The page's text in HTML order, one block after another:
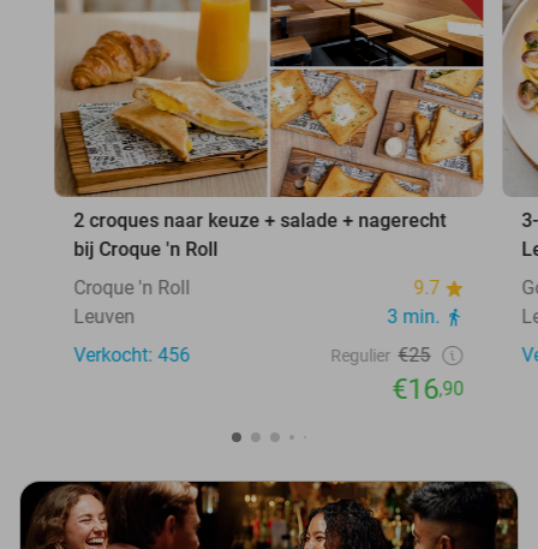
2 croques naar keuze + salade + nagerecht
bij Croque 'n Roll
Croque 'n Roll
9.7
Leuven
3 min.
Verkocht: 456
Regulier €25
€16,90